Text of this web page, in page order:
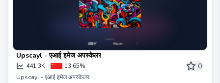
Upscayl - एआई इमेज अपस्केलर
441.3K 13.65% 0
Upscayl - एआई इमेज अपस्केलर